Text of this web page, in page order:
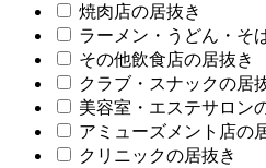
焼肉店の居抜き
ラーメン・うどん・そ
その他飲食店の居抜き
クラブ・スナックの居
美容室・エステサロン
アミューズメント店の
クリニックの居抜き